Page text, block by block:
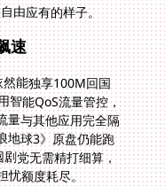
由应有的样子。
速
能独享100M回国
能QoS流量管控，
与其他应用完全隔
地球3》原盘仍能跑
党无需精打细算，
忧额度耗尽。